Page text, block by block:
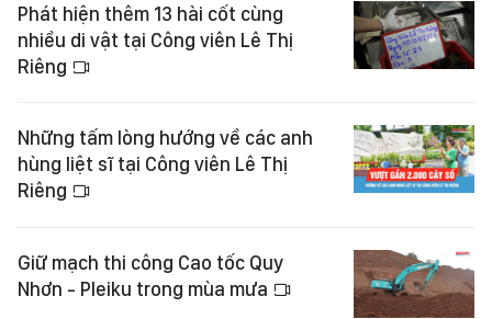
Phát hiện thêm 13 hài cốt cùng
nhiều di vật tại Công viên Lê Thị
Riêng
Những tấm lòng hướng về các anh
hùng liệt sĩ tại Công viên Lê Thị
Riêng
Giữ mạch thi công Cao tốc Quy
Nhơn - Pleiku trong mùa mưa